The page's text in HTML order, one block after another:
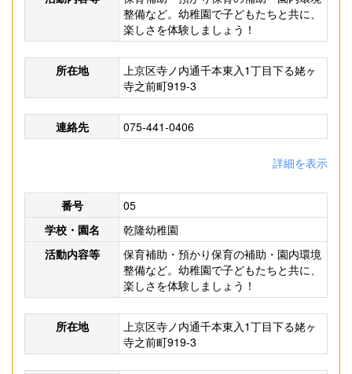
整備など。幼稚園で子どもたちと共に、
楽しさを体験しましょう！
所在地
上京区寺ノ内通千本東入1丁目下る姥ヶ
寺之前町919-3
連絡先 075-441-0406
詳細を表示
番号
05
学校・園名
乾隆幼稚園
活動内容等
保育補助・預かり保育の補助・園内環境
整備など。幼稚園で子どもたちと共に、
楽しさを体験しましょう！
所在地
上京区寺ノ内通千本東入1丁目下る姥ヶ
寺之前町919-3